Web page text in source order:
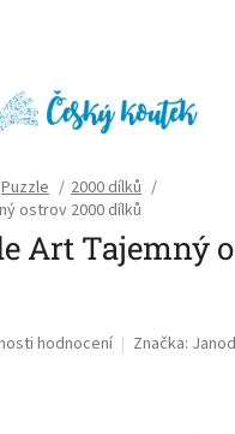
Puzzle / 2000 dílků /
ostrov 2000 dílků
Art Tajemný
hodnocení Značka: Janod